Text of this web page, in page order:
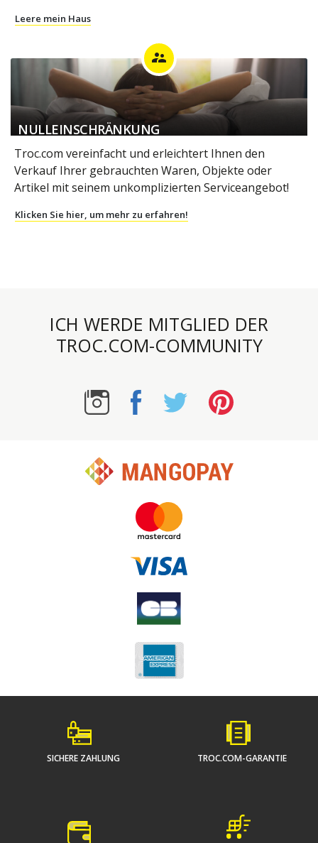
Leere mein Haus
supervisor_account
NULLEINSCHRÄNKUNG
Troc.com vereinfacht und erleichtert Ihnen den
Verkauf Ihrer gebrauchten Waren, Objekte oder
Artikel mit seinem unkomplizierten Serviceangebot!
Klicken Sie hier, um mehr zu erfahren!
ICH WERDE MITGLIED DER
TROC.COM-COMMUNITY
SICHERE ZAHLUNG TROC.COM-GARANTIE